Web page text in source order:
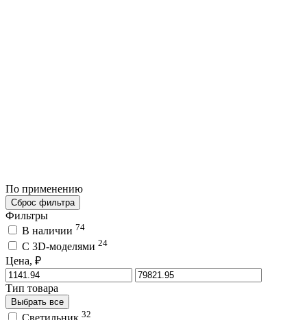
По применению
Сброс фильтра
Фильтры
В наличии 74
C 3D-моделями 24
Цена, ₽
Тип товара
Выбрать все
Светильник 32